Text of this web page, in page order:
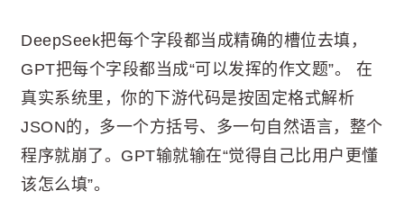
DeepSeek把每个字段都当成精确的槽位去填，
GPT把每个字段都当成“可以发挥的作文题”。 在
真实系统里，你的下游代码是按固定格式解析
JSON的，多一个方括号、多一句自然语言，整个
程序就崩了。GPT输就输在“觉得自己比用户更懂
该怎么填”。